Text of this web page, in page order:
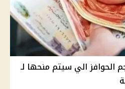
الحوافز الي سيتم منحها لـ